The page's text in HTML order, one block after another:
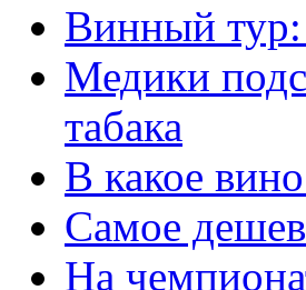
Винный тур:
Медики
табака
В какое
Самое
На